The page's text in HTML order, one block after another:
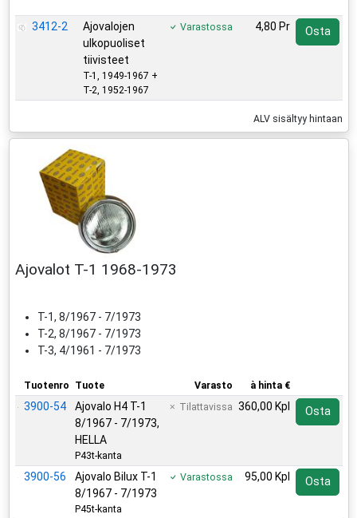
3412-2
Ajovalojen
ulkopuoliset
tiivisteet
T-1, 1949-1967 +
T-2, 1952-1967
Varastossa 4,80 Pr Osta
ALV sisältyy hintaan
Ajovalot T-1 1968-1973
T-1, 8/1967 - 7/1973
T-2, 8/1967 - 7/1973
T-3, 4/1961 - 7/1973
Tuotenro Tuote Varasto à hinta €
3900-54
Ajovalo H4 T-1
8/1967 - 7/1973,
HELLA
P43t-kanta
Tilattavissa 360,00 Kpl Osta
3900-56
Ajovalo Bilux T-1
8/1967 - 7/1973
P45t-kanta
Varastossa 95,00 Kpl Osta